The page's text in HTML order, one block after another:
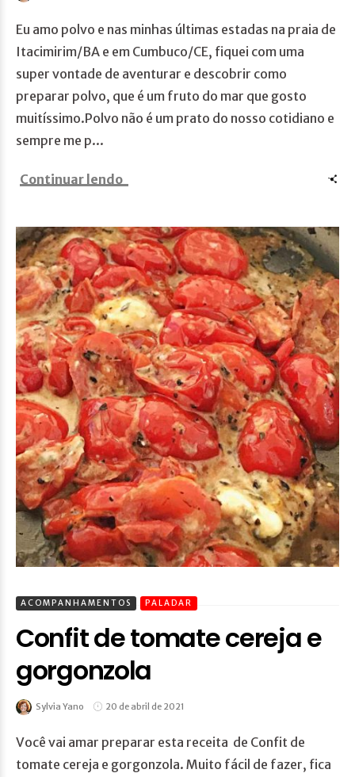
Eu amo polvo e nas minhas últimas estadas na praia de
Itacimirim/BA e em Cumbuco/CE, fiquei com uma
super vontade de aventurar e descobrir como
preparar polvo, que é um fruto do mar que gosto
muitíssimo.Polvo não é um prato do nosso cotidiano e
sempre me p...
Continuar lendo
ACOMPANHAMENTOS PALADAR
Confit de tomate cereja e
gorgonzola
Sylvia Yano 20 de abril de 2021
Você vai amar preparar esta receita de Confit de
tomate cereja e gorgonzola. Muito fácil de fazer, fica